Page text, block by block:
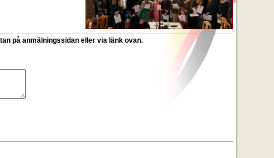
på anmälningssidan eller via länk ovan.